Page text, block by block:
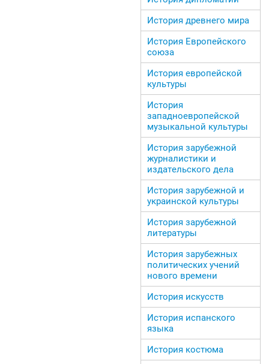
История древнего мира
История Европейского
союза
История европейской
культуры
История
западноевропейской
музыкальной культуры
История зарубежной
журналистики и
издательского дела
История зарубежной и
украинской культуры
История зарубежной
литературы
История зарубежных
политических учений
нового времени
История искусств
История испанского
языка
История костюма